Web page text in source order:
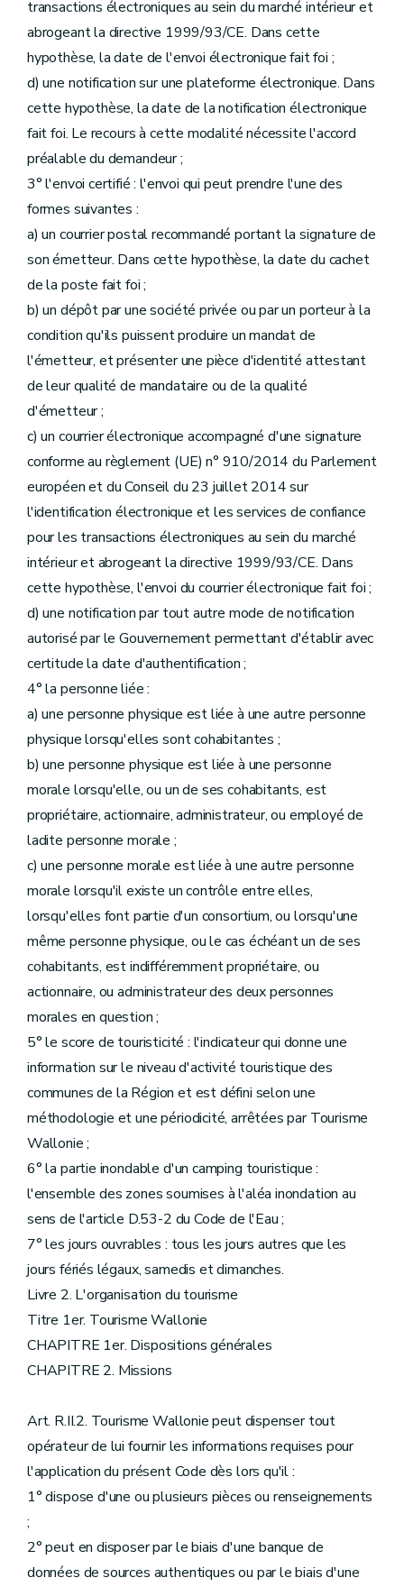
transactions électroniques au sein du marché intérieur et
abrogeant la directive 1999/93/CE. Dans cette
hypothèse, la date de l'envoi électronique fait foi ;
d) une notification sur une plateforme électronique. Dans
cette hypothèse, la date de la notification électronique
fait foi. Le recours à cette modalité nécessite l'accord
préalable du demandeur ;
3° l'envoi certifié : l'envoi qui peut prendre l'une des
formes suivantes :
a) un courrier postal recommandé portant la signature de
son émetteur. Dans cette hypothèse, la date du cachet
de la poste fait foi ;
b) un dépôt par une société privée ou par un porteur à la
condition qu'ils puissent produire un mandat de
l'émetteur, et présenter une pièce d'identité attestant
de leur qualité de mandataire ou de la qualité
d'émetteur ;
c) un courrier électronique accompagné d'une signature
conforme au règlement (UE) n° 910/2014 du Parlement
européen et du Conseil du 23 juillet 2014 sur
l'identification électronique et les services de confiance
pour les transactions électroniques au sein du marché
intérieur et abrogeant la directive 1999/93/CE. Dans
cette hypothèse, l'envoi du courrier électronique fait foi ;
d) une notification par tout autre mode de notification
autorisé par le Gouvernement permettant d'établir avec
certitude la date d'authentification ;
4° la personne liée :
a) une personne physique est liée à une autre personne
physique lorsqu'elles sont cohabitantes ;
b) une personne physique est liée à une personne
morale lorsqu'elle, ou un de ses cohabitants, est
propriétaire, actionnaire, administrateur, ou employé de
ladite personne morale ;
c) une personne morale est liée à une autre personne
morale lorsqu'il existe un contrôle entre elles,
lorsqu'elles font partie d'un consortium, ou lorsqu'une
même personne physique, ou le cas échéant un de ses
cohabitants, est indifféremment propriétaire, ou
actionnaire, ou administrateur des deux personnes
morales en question ;
5° le score de touristicité : l'indicateur qui donne une
information sur le niveau d'activité touristique des
communes de la Région et est défini selon une
méthodologie et une périodicité, arrêtées par Tourisme
Wallonie ;
6° la partie inondable d'un camping touristique :
l'ensemble des zones soumises à l'aléa inondation au
sens de l'article D.53-2 du Code de l'Eau ;
7° les jours ouvrables : tous les jours autres que les
jours fériés légaux, samedis et dimanches.
Livre 2. L'organisation du tourisme
Titre 1er. Tourisme Wallonie
CHAPITRE 1er. Dispositions générales
CHAPITRE 2. Missions
Art. R.II.2. Tourisme Wallonie peut dispenser tout
opérateur de lui fournir les informations requises pour
l'application du présent Code dès lors qu'il :
1° dispose d'une ou plusieurs pièces ou renseignements
;
2° peut en disposer par le biais d'une banque de
données de sources authentiques ou par le biais d'une